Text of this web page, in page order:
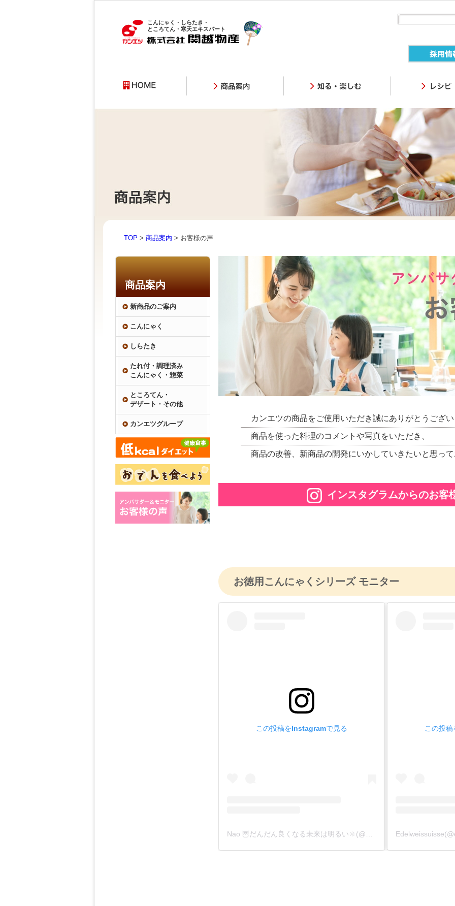
こんにゃく・しらたき・
ところてん・寒天エキスパート
TOP > 商品案内 > お客様の声
カンエツの商品をご使用いただき誠にありがとうござ
商品を使った料理のコメントや写真をいただき、
商品の改善、新商品の開発にいかしていきたいと思っ
インスタグラムからのお客
お徳用こんにゃくシリーズ モニター
この投稿をInstagramで見る この投
商品案内
新商品のご案内
こんにゃく
しらたき
たれ付・調理済み
こんにゃく・惣菜
ところてん・
デザート・その他
カンエツグループ